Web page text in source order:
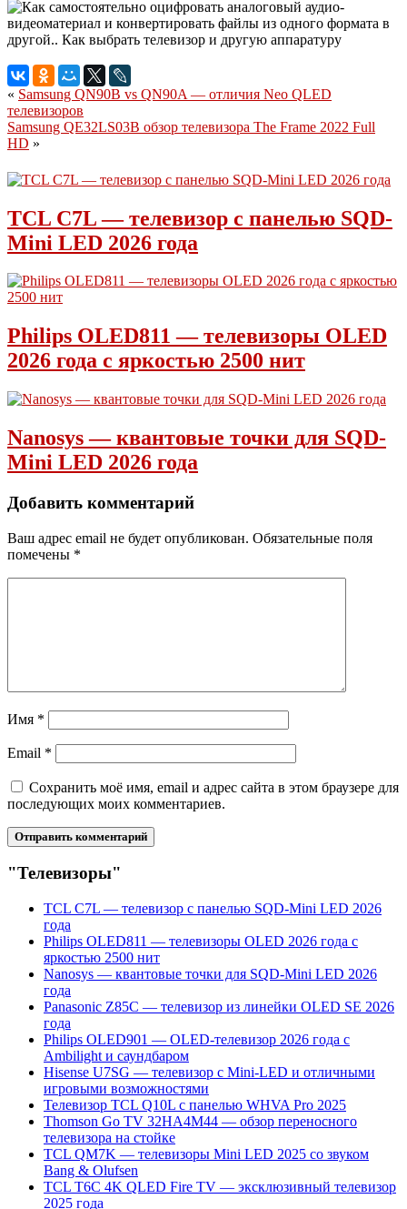
« Samsung QN90B vs QN90A — отличия Neo QLED
телевизоров
Samsung QE32LS03B обзор телевизора The Frame 2022 Full
HD »
TCL C7L — телевизор с панелью SQD-
Mini LED 2026 года
Philips OLED811 — телевизоры OLED
2026 года с яркостью 2500 нит
Nanosys — квантовые точки для SQD-
Mini LED 2026 года
Добавить комментарий
Ваш адрес email не будет опубликован. Обязательные поля
помечены *
Имя *
Email *
Сохранить моё имя, email и адрес сайта в этом браузере для
последующих моих комментариев.
"Телевизоры"
TCL C7L — телевизор с панелью SQD-Mini LED 2026
года
Philips OLED811 — телевизоры OLED 2026 года с
яркостью 2500 нит
Nanosys — квантовые точки для SQD-Mini LED 2026
года
Panasonic Z85C — телевизор из линейки OLED SE 2026
года
Philips OLED901 — OLED-телевизор 2026 года с
Ambilight и саундбаром
Hisense U7SG — телевизор с Mini-LED и отличными
игровыми возможностями
Телевизор TCL Q10L с панелью WHVA Pro 2025
Thomson Go TV 32HA4M44 — обзор переносного
телевизора на стойке
TCL QM7K — телевизоры Mini LED 2025 со звуком
Bang & Olufsen
TCL T6C 4K QLED Fire TV — эксклюзивный телевизор
2025 года